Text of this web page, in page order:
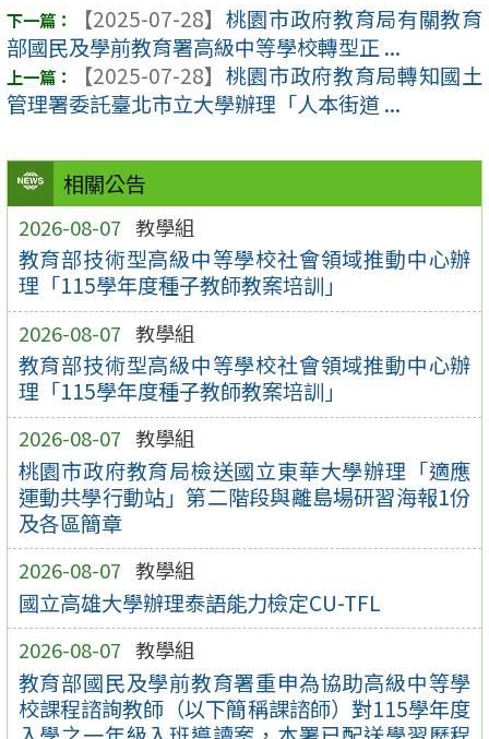
相關公告
2026-08-07 教學組
教育部技術型高級中等學校社會領域推動中心辦
理「115學年度種子教師教案培訓」
2026-08-07 教學組
教育部技術型高級中等學校社會領域推動中心辦
理「115學年度種子教師教案培訓」
2026-08-07 教學組
桃園市政府教育局檢送國立東華大學辦理「適應
運動共學行動站」第二階段與離島場研習海報1份
及各區簡章
2026-08-07 教學組
國立高雄大學辦理泰語能力檢定CU-TFL
2026-08-07 教學組
教育部國民及學前教育署重申為協助高級中等學
校課程諮詢教師（以下簡稱課諮師）對115學年度
【2025-07-28】 桃園市政府教育局有關教育
部國民及學前教育署高級中等學校轉型正 ...
【2025-07-28】 桃園市政府教育局轉知國土
管理署委託臺北市立大學辦理「人本街道 ...